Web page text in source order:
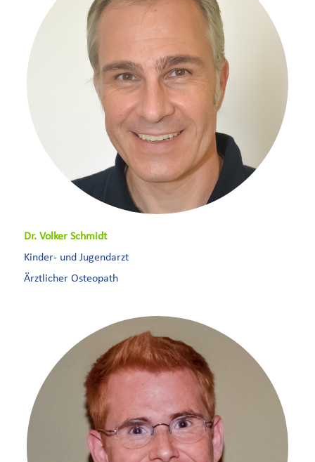
Dr. Volker Schmidt
Kinder- und Jugendarzt
Ärztlicher Osteopath